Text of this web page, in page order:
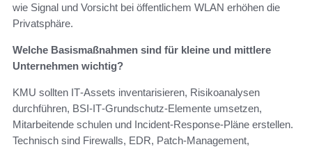
wie Signal und Vorsicht bei öffentlichem WLAN erhöhen die
Privatsphäre.
Welche Basismaßnahmen sind für kleine und mittlere
Unternehmen wichtig?
KMU sollten IT‑Assets inventarisieren, Risikoanalysen
durchführen, BSI‑IT‑Grundschutz‑Elemente umsetzen,
Mitarbeitende schulen und Incident‑Response‑Pläne erstellen.
Technisch sind Firewalls, EDR, Patch‑Management,